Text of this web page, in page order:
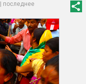
последнее